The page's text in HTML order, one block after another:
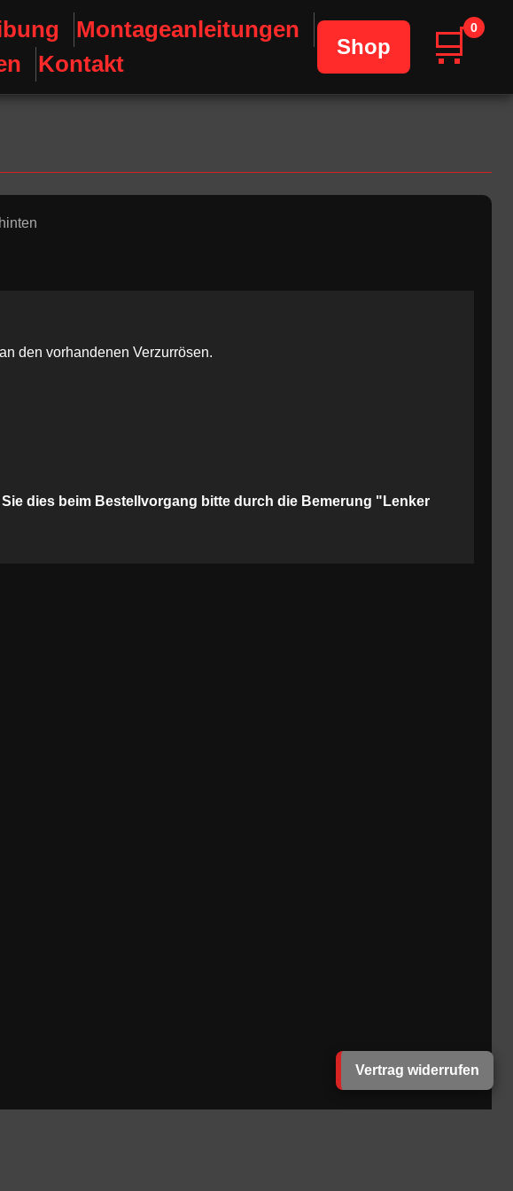
Montageanleitungen
Kontakt
Shop 🛒0
den vorhandenen Verzurrösen.
dies beim Bestellvorgang bitte durch die Bemerung "Lenker
Vertrag widerrufen